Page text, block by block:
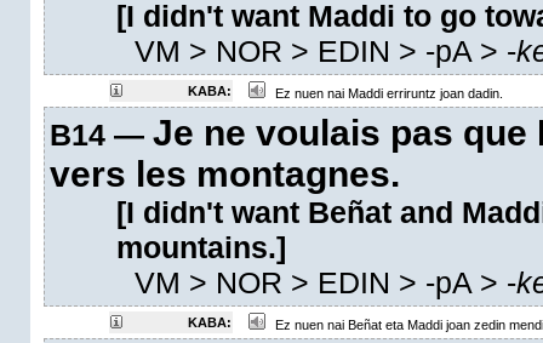
[I didn't want Maddi to go
VM > NOR > EDIN > -pA> -
KABA: Ez nuen nai Maddi erriruntz joan dadin.
B14 — Je ne voulais pas que
vers les montagnes.
[I didn't want Beñat and
mountains.]
VM > NOR > EDIN > -pA> -
KABA: Ez nuen nai Beñat eta Maddi joan zedin